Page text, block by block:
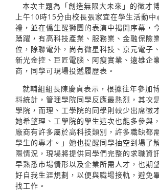
本次主題為「創造無限大未來」的徵才
上午10時15分由校長張家宜在學生活動
禮，並在僑生醒獅團的表演中揭開序幕，
踴躍，有高科技產業、服務業、金融保險
位，除聯電外，尚有微星科技、京元電子
新光金控、巨匠電腦、阿瘦實業、遠雄企
商，同學可現場投遞履歷表。
就輔組組長陳慶貞表示，根據往年參加
料統計，管理學院同學反應最熱烈，其次
學院，而理、工學院的同學則較少出席徵
她希望理、工學院的學生這次也能多參與
廠商有許多屬於高科技類別，許多職缺都
學生的專才。」她也提醒同學抽空到場了
際情況，現場將提供同學們完整的求職資
早熟悉市場情形以及企業所需人才，也期
好自我生涯規劃，以便與職場接軌，避免
找工作。